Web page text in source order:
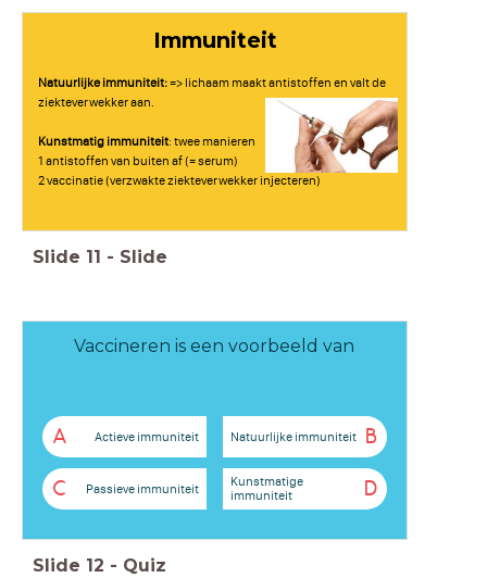
Immuniteit
Natuurlijke immuniteit:=> lichaam maakt antistoffen en valt de
ziekteverwekker aan.
Kunstmatig immuniteit: twee manieren
1 antistoffen van buiten af (= serum)
2 vaccinatie (verzwakte ziekteverwekker injecteren)
Slide 11 - Slide
Vaccineren is een voorbeeld van
A Actieve immuniteit B
Natuurlijke immuniteit
C Passieve immuniteit D
Kunstmatige
immuniteit
Slide 12 - Quiz